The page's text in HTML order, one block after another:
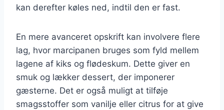
kan derefter køles ned, indtil den er fast.
En mere avanceret opskrift kan involvere flere
lag, hvor marcipanen bruges som fyld mellem
lagene af kiks og flødeskum. Dette giver en
smuk og lækker dessert, der imponerer
gæsterne. Det er også muligt at tilføje
smagsstoffer som vanilje eller citrus for at give